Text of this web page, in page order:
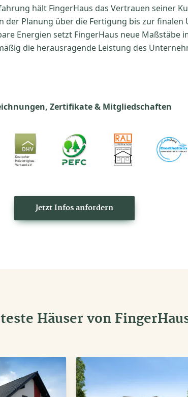
hält FingerHaus das Vertrauen seiner
der Planung über die Fertigung bis zur
Energien setzt FingerHaus neue
die herausragende Leistung des
Zertifikate & Mitgliedschaften
Jetzt Infos anfordern
Häuser von